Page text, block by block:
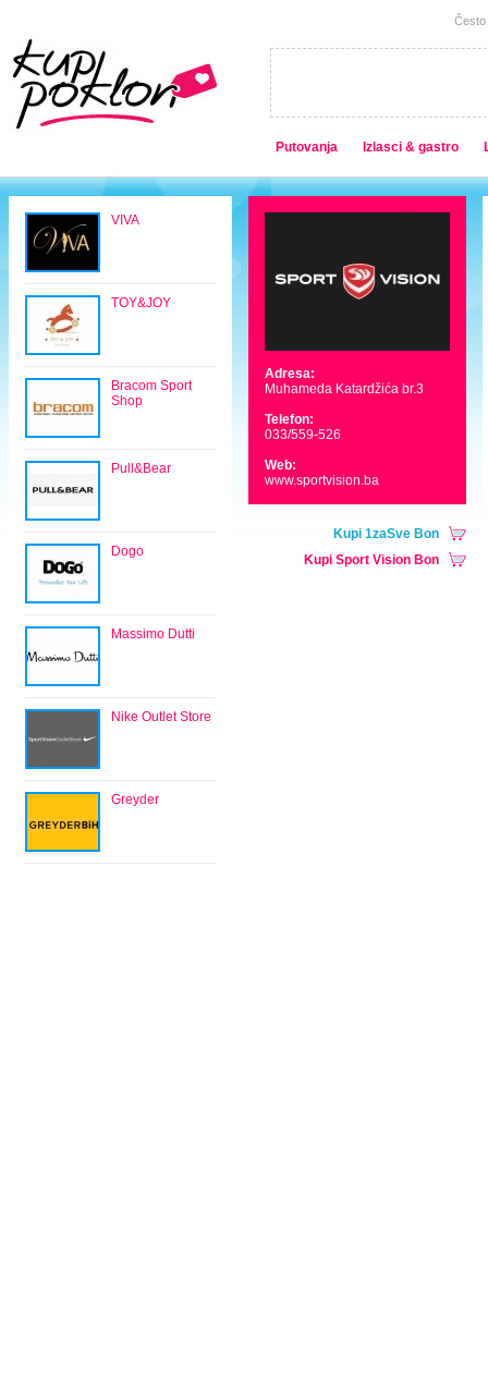
Često
Putovanja Izlasci & gastro
VIVA
TOY&JOY
Bracom Sport
Shop
Pull&Bear
Dogo
Massimo Dutti
Nike Outlet Store
Greyder
Adresa:
Muhameda Katardžića br.3
Telefon:
033/559-526
Web:
www.sportvision.ba
Kupi 1zaSve Bon
Kupi Sport Vision Bon